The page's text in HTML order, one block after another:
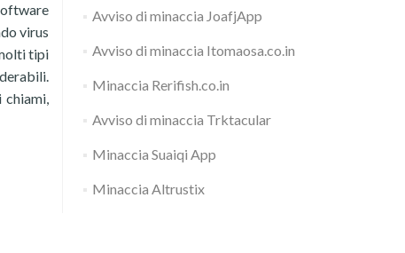
virus
tipi
chiami,
Avviso di minaccia JoafjApp
Avviso di minaccia Itomaosa.co.in
Minaccia Rerifish.co.in
Avviso di minaccia Trktacular
Minaccia Suaiqi App
Minaccia Altrustix